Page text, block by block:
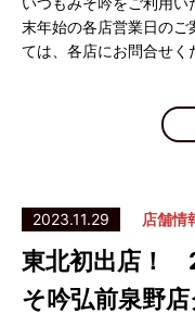
末年始の各店営業日のご
ては、各店にお問合せく
2023.11.29 店舗情
東北初出店！
そ吟弘前泉野